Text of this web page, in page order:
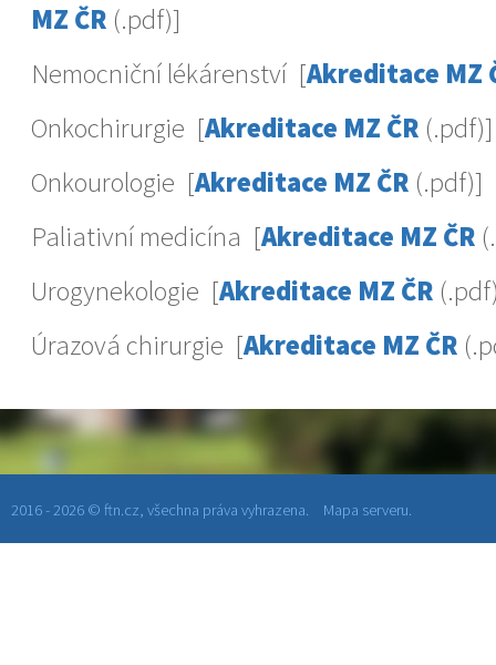
MZ ČR (.pdf)]
Nemocniční lékárenství [Akreditace MZ
Onkochirurgie [Akreditace MZ ČR (.pdf)]
Onkourologie [Akreditace MZ ČR (.pdf)]
Paliativní medicína [Akreditace MZ ČR
Urogynekologie [Akreditace MZ ČR
Úrazová chirurgie [Akreditace MZ ČR
2016 - 2026 © ftn.cz, všechna práva vyhrazena. Mapa serveru.